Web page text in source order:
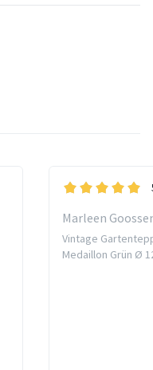
Marleen
Vintage
Medaillon Grün Ø